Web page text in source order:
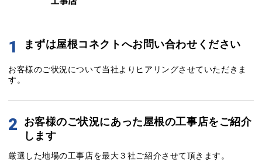
1 まずは屋根コネクトへお問い合わせください
お客様のご状況について当社よりヒアリングさせていただきま
す。
2
お客様のご状況にあった屋根の工事店をご紹介
します
厳選した地場の工事店を最大３社ご紹介させて頂きます。